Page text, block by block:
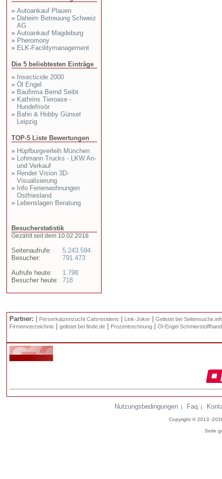
» Autoankauf Plauen
» Daheim Betreuung Schweiz
AG
» Autoankauf Magdeburg
» Pheromony
» ELK-Facilitymanagement
Die 5 beliebtesten Einträge
» Insecticide 2000
» Öl Engel
» Baufirma Bernd Seibt
» Kathrins Tieroase -
Hundefrisör
» Bahn & Hobby Günsel
Leipzig
TOP-5 Liste Bewertungen
» Hüpfburgverleih München
» Lohmann Trucks - LKW An-
und Verkauf
» Render Vision 3D-
Visualisierung
» Info Ferienwohnungen
Ostfriesland
» Lebenslagen Beratung
Besucherstatistik
Gezählt seit dem 10.02.2016
Seitenaufrufe:
Besucher:
Aufrufe heute:
Besucher heute:
5.243.594
791.473
1.798
718
Partner: Perserkatzenzucht Catsresidens Link-Joker
Gelistet bei
Firmenverzeichnis
gelistet bei finde.de Prozentrechnung Öl-Engel
Nutzungsbedingungen | Faq |
Copyright © 2013 -
Seite